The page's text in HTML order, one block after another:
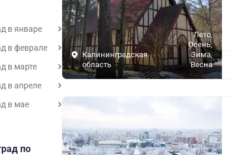
в январе
в феврале
в марте
в апреле
в мае
по
Калининградская
область
Лето,
Осень,
Зима,
Весна